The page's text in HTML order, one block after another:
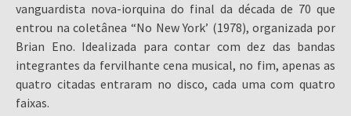
vanguardista nova-iorquina do final da década de 70 que
entrou na coletânea “No New York’ (1978), organizada por
Brian Eno. Idealizada para contar com dez das bandas
integrantes da fervilhante cena musical, no fim, apenas as
quatro citadas entraram no disco, cada uma com quatro
faixas.